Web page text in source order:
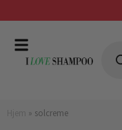
» solcreme